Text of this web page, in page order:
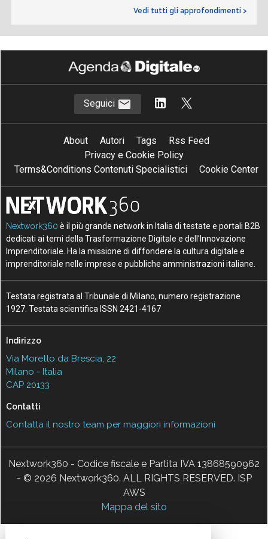
Vedi tutti gli approfondimenti >
Seguici
About Autori Tags
Rss Feed
Privacy e Cookie Policy
Terms&Conditions Contenuti Specialistici
Cookie Center
Nextwork360 è il più grande network in Italia di testate e portali B2B
dedicati ai temi della Trasformazione Digitale e dell’Innovazione
Imprenditoriale. Ha la missione di diffondere la cultura digitale e
imprenditoriale nelle imprese e pubbliche amministrazioni italiane.
Testata registrata al Tribunale di Milano, numero registrazione
1927. Testata scientifica ISSN 2421-4167
Indirizzo
Via Moretto da Brescia, 22
Milano - Italia
CAP 20133
Contatti
Contatta il nostro team per maggiori informazioni
Nextwork360 - Codice fiscale e Partita IVA 13868590962
- © 2026 Nextwork360. ALL RIGHTS RESERVED. ISP
AWS
Mappa del sito